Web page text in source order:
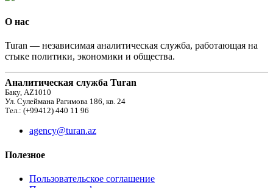
О нас
Turan — независимая аналитическая служба, работающая на
стыке политики, экономики и общества.
Аналитическая служба Turan
Баку, AZ1010
Ул. Сулеймана Рагимова 186, кв. 24
Тел.: (+99412) 440 11 96
agency@turan.az
Полезное
Пользовательское соглашение